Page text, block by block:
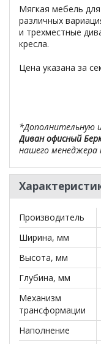
Мягкая мебель
различных
и трехместные
кресла.
Цена указана за
*Дополнительную
Диван офисный
нашего менеджера
**Цены на
действительны
могут отличаться
Производитель
Ширина, мм
Высота, мм
Глубина, мм
Механизм
трансформации
Наполнение